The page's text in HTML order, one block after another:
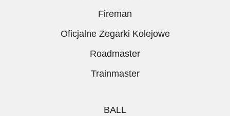
Fireman
Oficjalne Zegarki Kolejowe
Roadmaster
Trainmaster
BALL